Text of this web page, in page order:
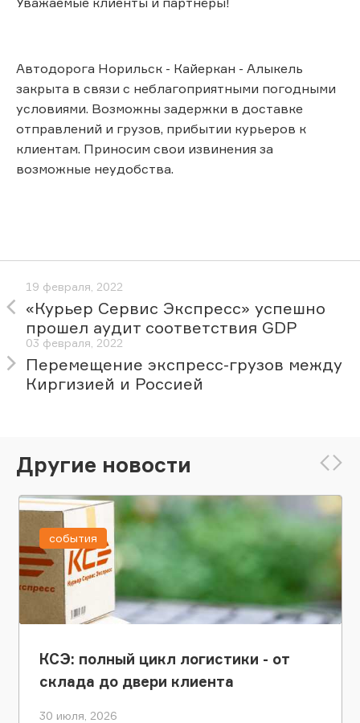
Автодорога Норильск - Кайеркан - Алыкель
закрыта в связи с неблагоприятными погодными
условиями. Возможны задержки в доставке
отправлений и грузов, прибытии курьеров к
клиентам. Приносим свои извинения за
возможные неудобства.
19 февраля, 2022
«Курьер Сервис Экспресс» успешно
прошел аудит соответствия GDP
03 февраля, 2022
Перемещение экспресс-грузов между
Киргизией и Россией
Другие новости
КСЭ: полный цикл логистики - от
склада до двери клиента
30 июля, 2026
события